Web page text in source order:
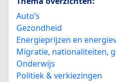
Auto’s
Gezondheid
Energieprijzen en
Migratie, nationaliteiten,
Onderwijs
Politiek & verkiezingen